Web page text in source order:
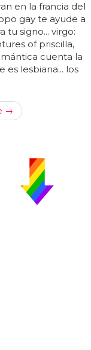
en la francia del
gay te ayude a
signo... virgo:
of priscilla,
cuenta la
es lesbiana... los
→